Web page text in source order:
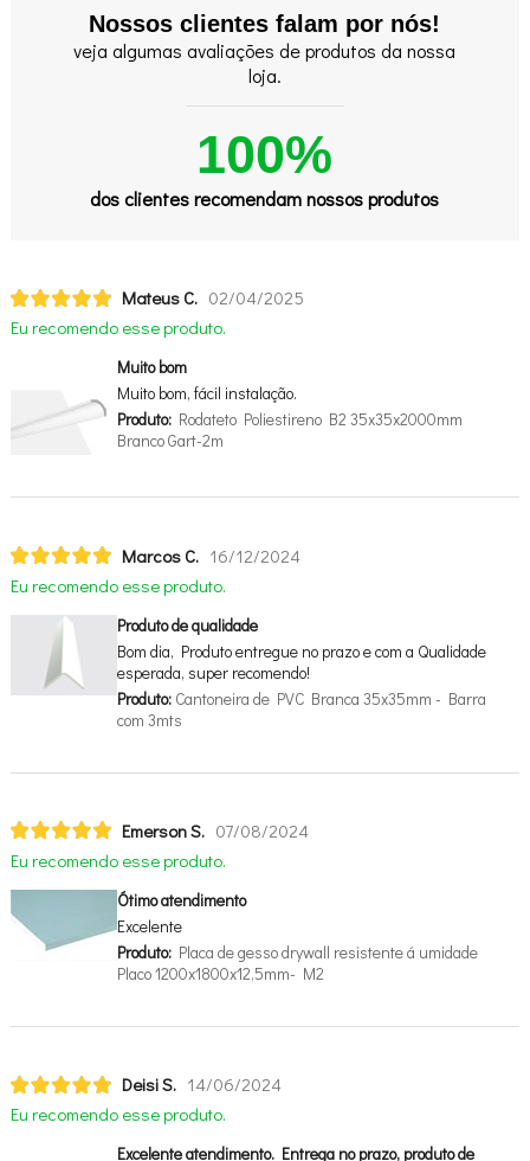
Nossos clientes falam por nós!
veja algumas avaliações de produtos da nossa
loja.
100%
dos clientes recomendam nossos produtos
Mateus C. 02/04/2025
Eu recomendo esse produto.
Muito bom
Muito bom, fácil instalação.
Produto:Rodateto Poliestireno B2 35x35x2000mm
Branco Gart-2m
Marcos C. 16/12/2024
Eu recomendo esse produto.
Produto de qualidade
Bom dia, Produto entregue no prazo e com a Qualidade
esperada, super recomendo!
Produto:Cantoneira de PVC Branca 35x35mm - Barra
com 3mts
Emerson S. 07/08/2024
Eu recomendo esse produto.
Ótimo atendimento
Excelente
Produto:Placa de gesso drywall resistente á umidade
Placo 1200x1800x12,5mm- M2
Deisi S. 14/06/2024
Eu recomendo esse produto.
Excelente atendimento. Entrega no prazo, produto de